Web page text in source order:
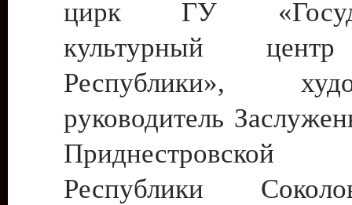
цирк ГУ
культурный
Республики»,
руководитель
Приднестровской
Республики